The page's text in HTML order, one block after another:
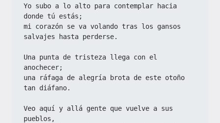
Yo subo a lo alto para contemplar hacia
donde tú estás;
mi corazón se va volando tras los gansos
salvajes hasta perderse.
Una punta de tristeza llega con el
anochecer;
una ráfaga de alegría brota de este otoño
tan diáfano.
Veo aquí y allá gente que vuelve a sus
pueblos,